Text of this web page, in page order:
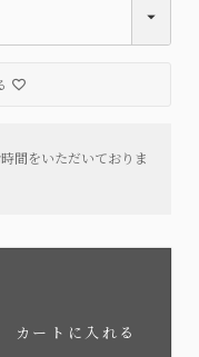
間をいただいておりま
カートに入れる